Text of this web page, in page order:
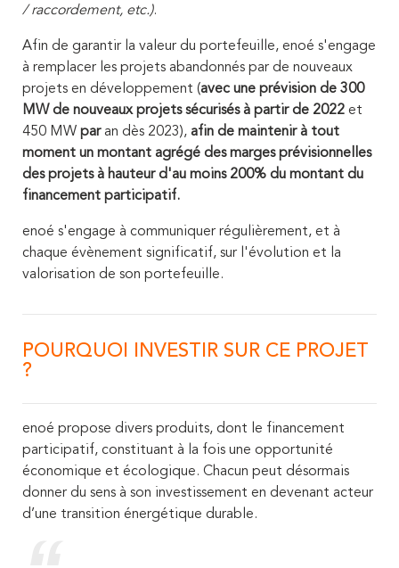
/ raccordement, etc.).
Afin de garantir la valeur du portefeuille, enoé s'engage
à remplacer les projets abandonnés par de nouveaux
projets en développement (avec une prévision de 300
MW de nouveaux projets sécurisés à partir de 2022 et
450 MW paran dès 2023), afin de maintenir à tout
moment un montant agrégé des marges prévisionnelles
des projets à hauteur d'au moins 200% du montant du
financement participatif.
enoé s'engage à communiquer régulièrement, et à
chaque évènement significatif, sur l'évolution et la
valorisation de son portefeuille.
POURQUOI INVESTIR SUR CE PROJET
?
enoé propose divers produits, dont le financement
participatif, constituant à la fois une opportunité
économique et écologique. Chacun peut désormais
donner du sens à son investissement en devenant acteur
d’une transition énergétique durable.